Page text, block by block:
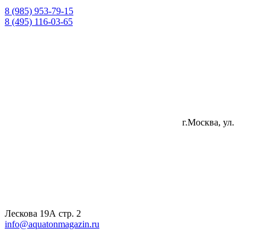
8 (985) 953-79-15
8 (495) 116-03-65
г.Москва, ул.
Лескова 19А стр. 2
info@aquatonmagazin.ru